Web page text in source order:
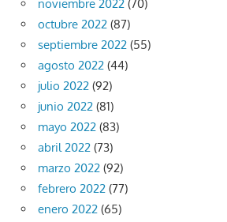
noviembre 2022 (70)
octubre 2022 (87)
septiembre 2022 (55)
agosto 2022 (44)
julio 2022 (92)
junio 2022 (81)
mayo 2022 (83)
abril 2022 (73)
marzo 2022 (92)
febrero 2022 (77)
enero 2022 (65)